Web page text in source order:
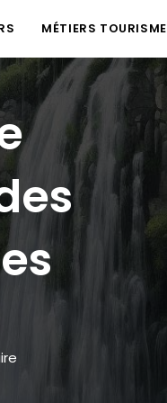
MÉTIERS TOURISME